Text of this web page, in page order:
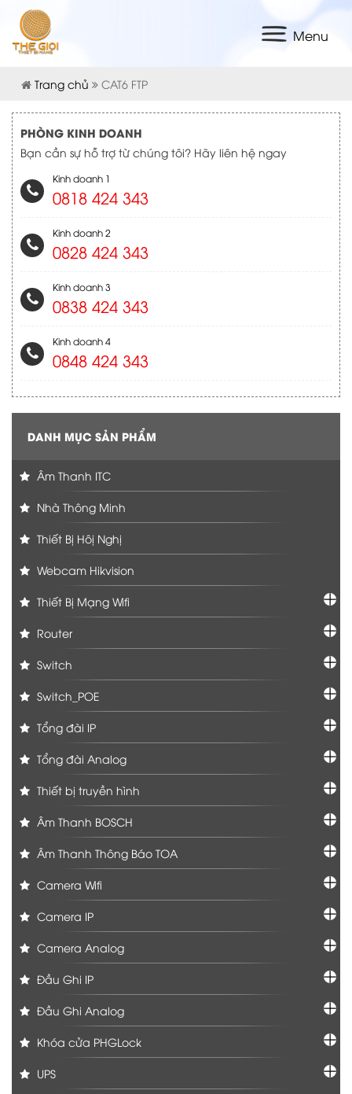
Menu
Trang chủ CAT6 FTP
PHÒNG KINH DOANH
Bạn cần sự hỗ trợ từ chúng tôi? Hãy liên hệ ngay
Kinh doanh 1
0818 424 343
Kinh doanh 2
0828 424 343
Kinh doanh 3
0838 424 343
Kinh doanh 4
0848 424 343
DANH MỤC SẢN PHẨM
Âm Thanh ITC
Nhà Thông Minh
Thiết Bị Hôị Nghị
Webcam Hikvision
Thiết Bị Mạng Wifi
Router
Switch
Switch_POE
Tổng đài IP
Tổng đài Analog
Thiết bị truyền hình
Âm Thanh BOSCH
Âm Thanh Thông Báo TOA
Camera Wifi
Camera IP
Camera Analog
Đầu Ghi IP
Đầu Ghi Analog
Khóa cửa PHGLock
UPS